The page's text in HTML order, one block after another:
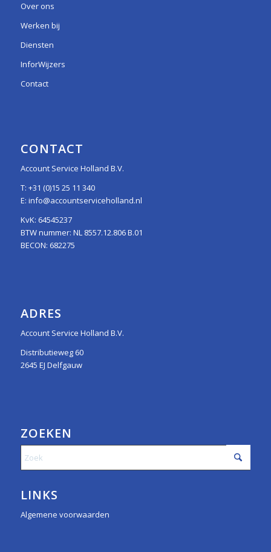
Over ons
Werken bij
Diensten
InforWijzers
Contact
CONTACT
Account Service Holland B.V.
T: +31 (0)15 25 11 340
E: info@accountserviceholland.nl
KvK: 64545237
BTW nummer: NL 8557.12.806 B.01
BECON: 682275
ADRES
Account Service Holland B.V.
Distributieweg 60
2645 EJ Delfgauw
ZOEKEN
LINKS
Algemene voorwaarden